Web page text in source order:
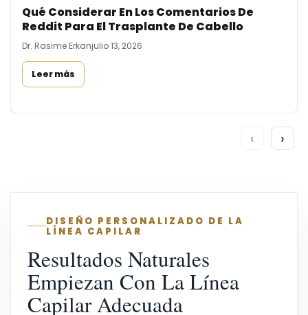
Qué Considerar En Los Comentarios De
Reddit Para El Trasplante De Cabello
Dr. Rasime Erkanjulio 13, 2026
Leer más
‹ ›
DISEÑO PERSONALIZADO DE LA
LÍNEA CAPILAR
Resultados Naturales
Empiezan Con La Línea
Capilar Adecuada